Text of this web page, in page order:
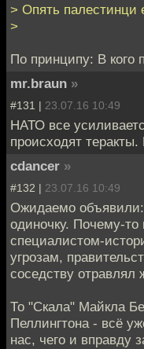
> Опять палестинци
>
По принципу: В кого
mr.braun »
#131 | 23.07.16 10:49
НАТО все
происходят теракты.
cdancer »
#132 | 23.07.16 10:49
Ожидаемо объявили:
одиночку. Почему-то
специалистом-
угрозам,
соседству отравлял
То "Скала" Майкла
Пеллингтона - всё
нас, чего и вправду